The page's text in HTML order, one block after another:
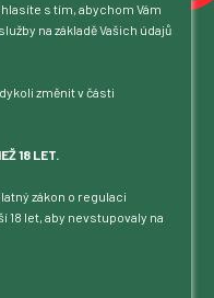
s tím, abychom Vám
na základě Vašich údajů
změnit v části
18 LET.
zákon o regulaci
18 let, aby nevstupovaly na